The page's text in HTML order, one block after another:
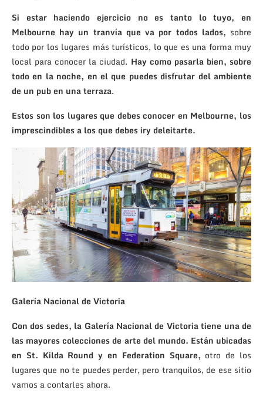
Si estar haciendo ejercicio no es tanto lo tuyo, en
Melbourne hay un tranvía que va por todos lados, sobre
todo por los lugares más turísticos, lo que es una forma muy
local para conocer la ciudad. Hay como pasarla bien, sobre
todo en la noche, en el que puedes disfrutar del ambiente
de un pub en una terraza.
Estos son los lugares que debes conocer en Melbourne, los
imprescindibles a los que debes iry deleitarte.
Galería Nacional de Victoria
Con dos sedes, la Galería Nacional de Victoria tiene una de
las mayores colecciones de arte del mundo. Están ubicadas
en St. Kilda Round y en Federation Square, otro de los
lugares que no te puedes perder, pero tranquilos, de ese sitio
vamos a contarles ahora.